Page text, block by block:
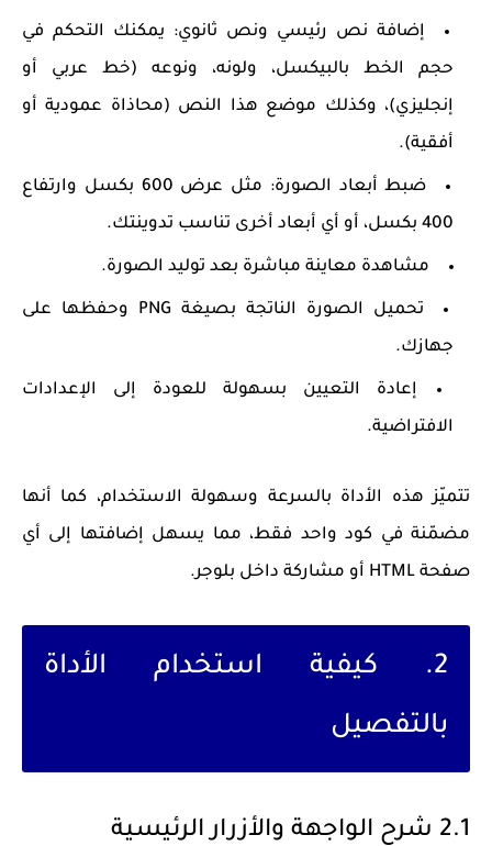
إضافة نص رئيسي ونص ثانوي: يمكنك التحكم في
حجم الخط بالبيكسل، ولونه، ونوعه (خط عربي أو
إنجليزي)، وكذلك موضع هذا النص (محاذاة عمودية أو
أفقية).
ضبط أبعاد الصورة
: مثل عرض 600 بكسل وارتفاع
400 بكسل، أو أي أبعاد أخرى تناسب تدوينتك.
مشاهدة معاينة مباشرة بعد توليد الصورة.
تحميل الصورة الناتجة
بصيغة PNG وحفظها على
جهازك.
إعادة التعيين بسهولة للعودة إلى الإعدادات
الافتراضية.
تتميّز هذه الأداة بالسرعة وسهولة الاستخدام، كما أنها
مضمّنة في كود واحد فقط، مما يسهل إضافتها إلى أي
صفحة HTML أو مشاركة داخل بلوجر.
2. كيفية استخدام الأداة
بالتفصيل
2.1 شرح الواجهة والأزرار الرئيسية